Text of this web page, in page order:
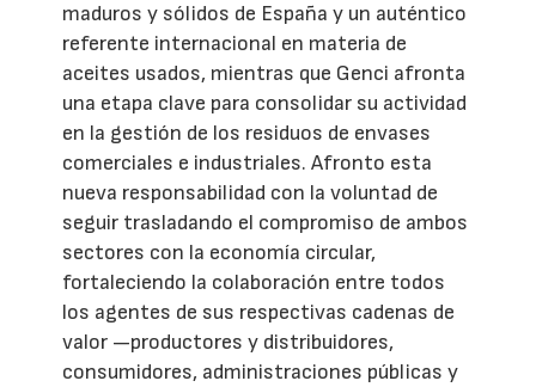
maduros y sólidos de España y un auténtico
referente internacional en materia de
aceites usados, mientras que Genci afronta
una etapa clave para consolidar su actividad
en la gestión de los residuos de envases
comerciales e industriales. Afronto esta
nueva responsabilidad con la voluntad de
seguir trasladando el compromiso de ambos
sectores con la economía circular,
fortaleciendo la colaboración entre todos
los agentes de sus respectivas cadenas de
valor —productores y distribuidores,
consumidores, administraciones públicas y